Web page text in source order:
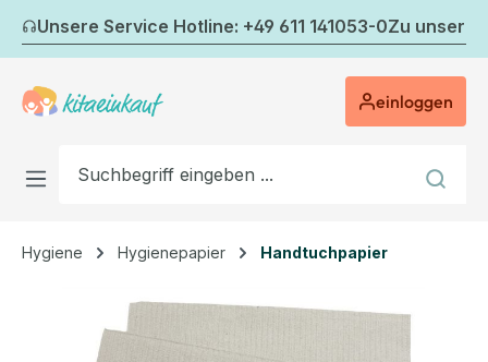
Zum Hauptinhalt springen
Unsere Service Hotline: +49 611 141053-0Zu
einloggen
Hygiene Hygienepapier Handtuchpapier